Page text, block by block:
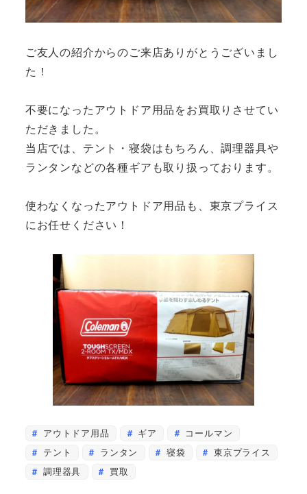
ご友人の紹介からのご来店ありがとうございまし
た！
不要になったアウトドア用品をお買取りさせてい
ただきました。
当店では、テント・寝袋はもちろん、調理器具や
ランタンなどの各種ギアも取り扱っております。
使わなくなったアウトドア用品も、東京プライス
にお任せください！
アウトドア用品 ギア
コールマン
テント
ランタン 寝袋
東京プライス
調理器具
買取